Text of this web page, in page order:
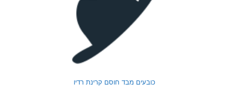
כובעים מבד חוסם קרינת רדיו